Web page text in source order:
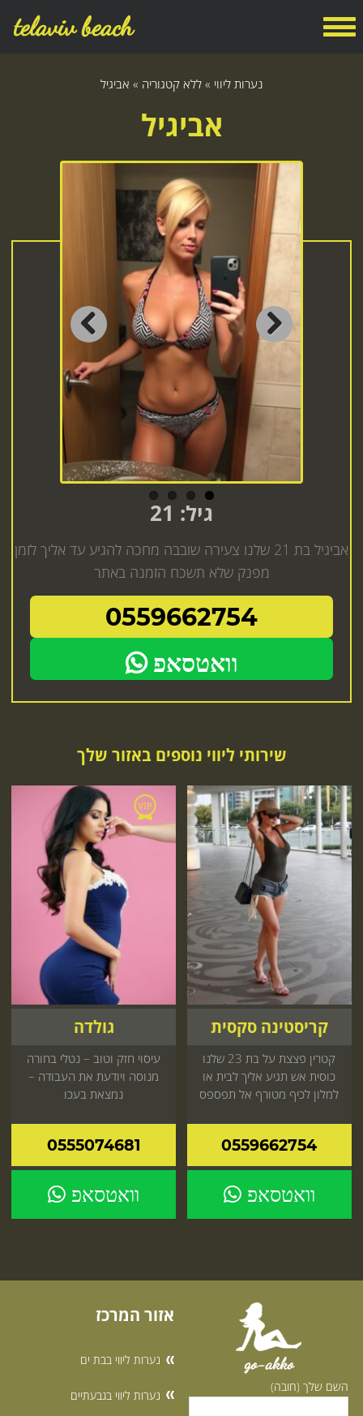
telaviv beach
נערות ליווי » ללא קטגוריה » אביגיל
אביגיל
Previous
גיל: 21
אביגיל בת 21 שלנו צעירה שובבה מחכה להגיע עד אליך לזמן
מפנק שלא תשכח הזמנה באתר
0559662754
וואטסאפ
שירותי ליווי נוספים באזור שלך
קריסטינה סקסית
קטרין פצצת על בת 23 שלנו
כוסית אש תגיע אליך לבית או
למלון לכיף מטורף אל תפספס
0559662754
וואטסאפ
גולדה
עיסוי חזק וטוב – נטלי בחורה
מנוסה ויודעת את העבודה –
נמצאת בעכו
0555074681
וואטסאפ
go-akko
השם שלך (חובה)
אזור המרכז
נערות ליווי בבת ים
נערות ליווי בגבעתיים